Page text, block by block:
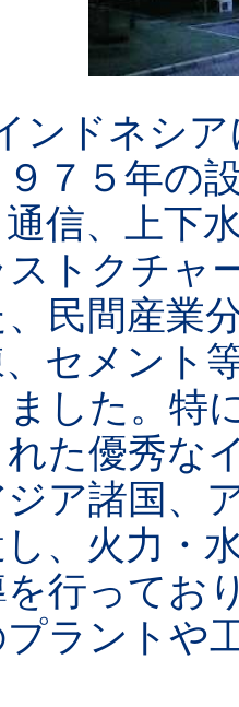
ンドネシ
７５年の
信、上下
トクチャ
民間産業
セメント
した。特
た優秀な
ア諸国、
、火力・
行ってお
ラントや